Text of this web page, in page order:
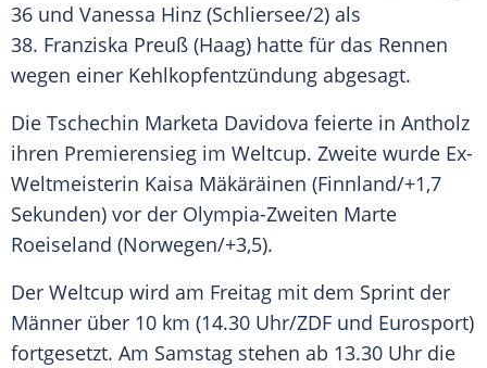
36 und Vanessa Hinz (Schliersee/2) als
38. Franziska Preuß (Haag) hatte für das Rennen
wegen einer Kehlkopfentzündung abgesagt.
Die Tschechin Marketa Davidova feierte in Antholz
ihren Premierensieg im Weltcup. Zweite wurde Ex-
Weltmeisterin Kaisa Mäkäräinen (Finnland/+1,7
Sekunden) vor der Olympia-Zweiten Marte
Roeiseland (Norwegen/+3,5).
Der Weltcup wird am Freitag mit dem Sprint der
Männer über 10 km (14.30 Uhr/ZDF und Eurosport)
fortgesetzt. Am Samstag stehen ab 13.30 Uhr die